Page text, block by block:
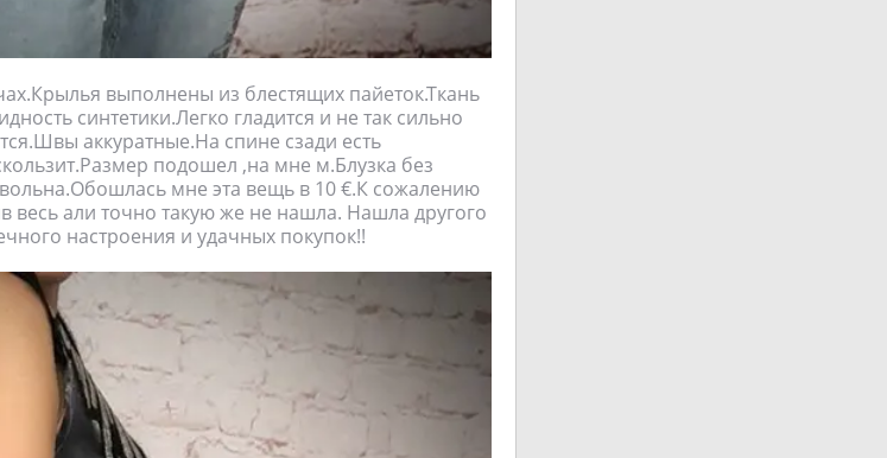
выполнены из блестящих пайеток.Ткань
синтетики.Легко гладится и не так сильно
аккуратные.На спине сзади есть
подошел ,на мне м.Блузка без
мне эта вещь в 10 €.К сожалению
весь али точно такую же не нашла. Нашла другого
настроения и удачных покупок!!